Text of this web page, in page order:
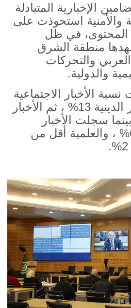
الإخبارية المتبادلة
والأمنية استحوذت على
المحتوى، في ظل
منطقة الشرق
والتحركات
والدولية.
الأخبار الاجتماعية
13
% ، ثم الأخبار
سجلت الأخبار
% ، والعلمية أقل من
%
.